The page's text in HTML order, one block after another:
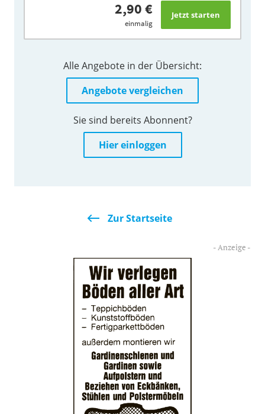
2,90 €
einmalig
Alle Angebote in der Übersicht:
Angebote vergleichen
Sie sind bereits Abonnent?
Hier einloggen
Zur Startseite